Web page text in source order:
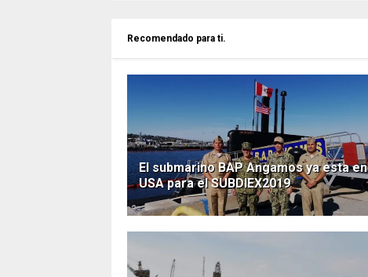
Recomendado para ti.
El submarino BAP Angamos ya esta en
USA para el SUBDIEX2019